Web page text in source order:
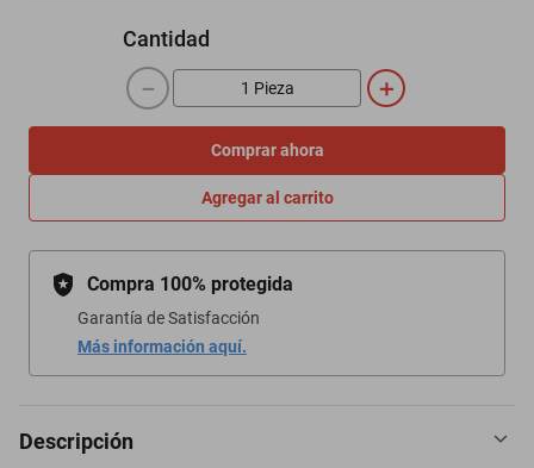
Cantidad
＋
－
Comprar ahora
Agregar al carrito
Compra 100% protegida
Garantía de Satisfacción
Más información aquí.
Descripción